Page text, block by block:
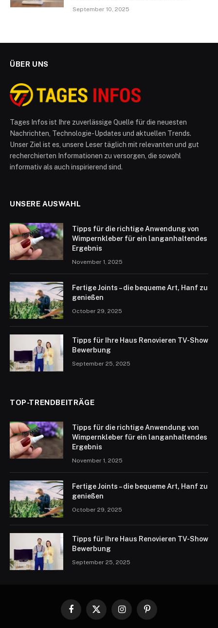
September 10, 2025
ÜBER UNS
Tages Infos ist Ihre zuverlässige Quelle für die neuesten
Nachrichten, Technologie-Updates und aktuellen Trends.
Unser Ziel ist es, unsere Leser täglich mit relevanten und gut
recherchierten Informationen zu versorgen, die sowohl
informativ als auch inspirierend sind.
UNSERE AUSWAHL
Tipps für die richtige Anwendung von
Wimpernkleber für ein langanhaltendes
Ergebnis
November 1, 2025
Fertige Joints – die bequeme Art, Hanf zu
genießen
October 29, 2025
Tipps für Ihre Haus Renovieren TV-Show
Bewerbung
September 25, 2025
TOP-TRENDBEITRÄGE
Tipps für die richtige Anwendung von
Wimpernkleber für ein langanhaltendes
Ergebnis
November 1, 2025
Fertige Joints – die bequeme Art, Hanf zu
genießen
October 29, 2025
Tipps für Ihre Haus Renovieren TV-Show
Bewerbung
September 25, 2025
Facebook
X
InstagramPinterest